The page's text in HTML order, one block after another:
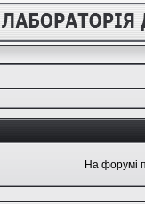
На форумі